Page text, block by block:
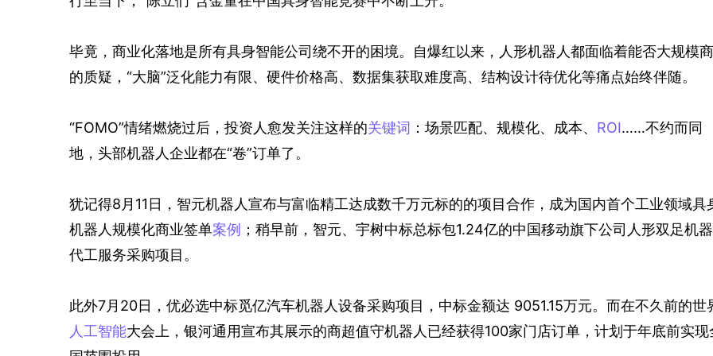
毕竟，商业化落地是所有具身智能公司绕不开的困境。自爆红以来，人形机器人都面临着能否大规模
的质疑，“大脑”泛化能力有限、硬件价格高、数据集获取难度高、结构设计待优化等痛点始终伴随。
“FOMO”情绪燃烧过后，投资人愈发关注这样的关键词 ：场景匹配、规模化、成本、 ROI……不约而同
地，头部机器人企业都在“卷”订单了。
犹记得8月11日，智元机器人宣布与富临精工达成数千万元标的的项目合作，成为国内首个工业领域具
机器人规模化商业签单案例 ；稍早前，智元、宇树中标总标包1.24亿的中国移动旗下公司人形双足机器
代工服务采购项目。
此外7月20日，优必选中标觅亿汽车机器人设备采购项目，中标金额达 9051.15万元。而在不久前的世
人工智能大会上，银河通用宣布其展示的商超值守机器人已经获得100家门店订单，计划于年底前实现